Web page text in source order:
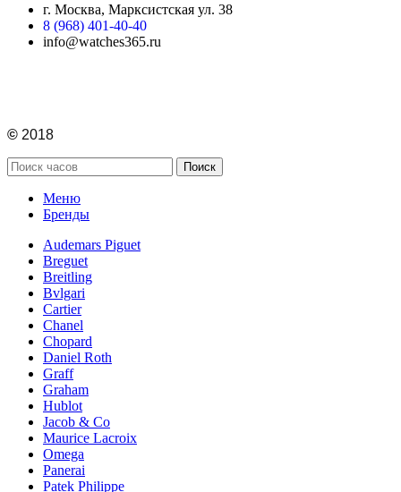
г. Москва, Марксистская ул. 38
8 (968) 401-40-40
info@watches365.ru
© 2018
Поиск
Меню
Бренды
Audemars Piguet
Breguet
Breitling
Bvlgari
Cartier
Chanel
Chopard
Daniel Roth
Graff
Graham
Hublot
Jacob & Co
Maurice Lacroix
Omega
Panerai
Patek Philippe